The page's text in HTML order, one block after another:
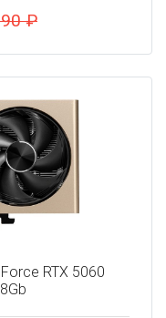
₽
RTX 5060